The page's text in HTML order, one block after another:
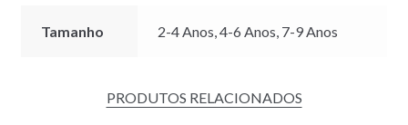
Tamanho 2-4 Anos, 4-6 Anos, 7-9 Anos
PRODUTOS RELACIONADOS